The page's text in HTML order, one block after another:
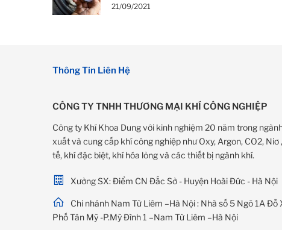
21/09/2021
Thông Tin Liên Hệ
CÔNG TY TNHH THƯƠNG MẠI KHÍ CÔNG NGHIỆP
Công ty Khí Khoa Dung với kinh nghiệm 20 năm trong
xuất và cung cấp khí công nghiệp như Oxy, Argon, CO2, Niơ
tế, khí đặc biệt, khí hóa lỏng và các thiết bị ngành khí.
Xưởng SX: Điểm CN Đắc Sở - Huyện Hoài Đức - Hà Nội
Chi nhánh Nam Từ Liêm –Hà Nội : Nhà số 5 Ngõ 1A Đỗ
Phố Tân Mỹ -P.Mỹ Đình 1 –Nam Từ Liêm –Hà Nội